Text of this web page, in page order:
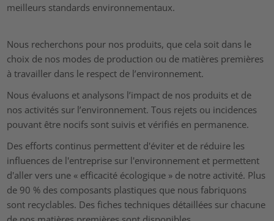
meilleurs standards environnementaux.
Nous recherchons pour nos produits, que cela soit dans le
choix de nos modes de production ou de matières premières
à travailler dans le respect de l’environnement.
Nous évaluons et analysons l’impact de nos produits et de
nos activités sur l’environnement. Tous rejets ou incidences
pouvant être nocifs sont suivis et vérifiés en permanence.
Des efforts continus permettent d'éviter et de réduire les
influences de l'entreprise sur l'environnement et permettent
d'aller vers une « efficacité écologique » de notre activité. Plus
de 90 % des composants plastiques que nous fabriquons
sont recyclables. Des fiches techniques détaillées sur chacune